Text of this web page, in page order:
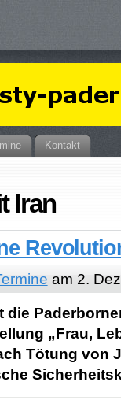
Kontakt
Iran
am 2.
die
„Frau,
Tötung von